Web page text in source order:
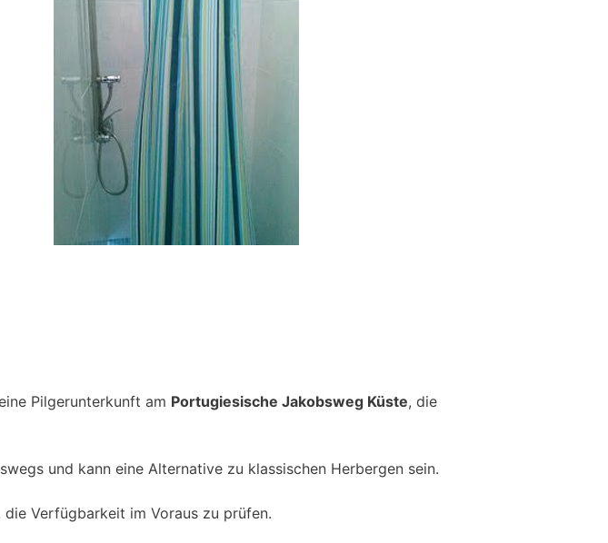
Pilgerunterkunft am Portugiesische Jakobsweg Küste, die
und kann eine Alternative zu klassischen Herbergen sein.
Verfügbarkeit im Voraus zu prüfen.